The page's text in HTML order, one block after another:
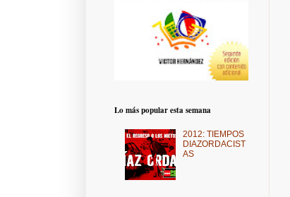
Lo más popular esta semana
2012: TIEMPOS
DIAZORDACIST
AS